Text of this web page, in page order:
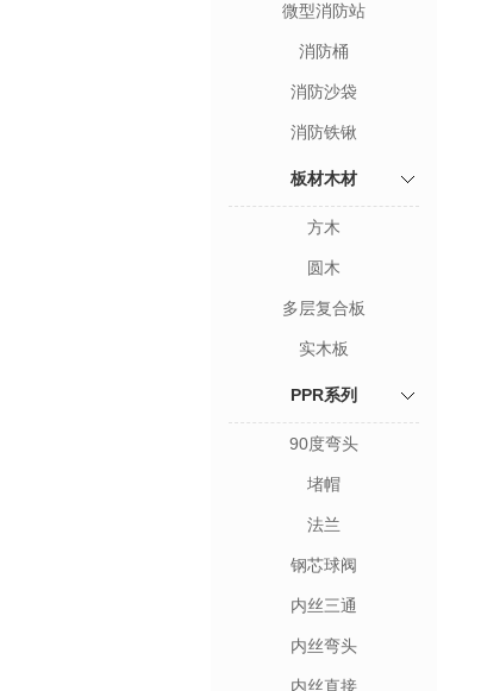
微型消防站
消防桶
消防沙袋
消防铁锹
板材木材
方木
圆木
多层复合板
实木板
PPR系列
90度弯头
堵帽
法兰
钢芯球阀
内丝三通
内丝弯头
内丝直接